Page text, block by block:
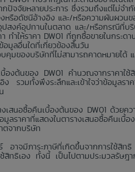
ปัจจัยหลายประการ ซึ่งรวมถึงแต่ไม่จำกั
รือดัชนีอ้างอิง และ/หรือความผันผวน
ปสงค์อุปทานในตลาด และ/หรือกรณีที่บ
ทำให้ราคา DW01 ที่ถูกซื้อขายในกระ
อมูลอื่นใดที่เกี่ยวข้องสิ้นวัน
มของบริษัทที่ไม่สามารถคาดหมายได้
บื้องต้นของ DW01 คำนวณจากราคา
วมทั้งพึงระลึกและเข้าใจว่าข้อมูลรา
เสนอซื้อคืนเบื้องต้นของ DW01 ด้วย
ลราคาที่แสดงในตารางเสนอซื้อคืนเ
ตจากบริษัท
าจมีภาระภาษีที่เกิดขึ้นจากการใช้สิ
ช้สิทธิเอง ทั้งนี้ เป็นไปตามประมวลรั